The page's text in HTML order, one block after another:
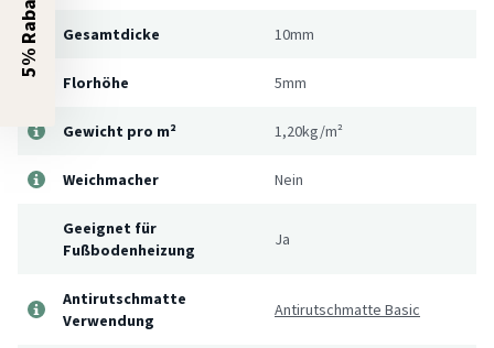
Gesamtdicke 10mm
Florhöhe 5mm
Gewicht pro m² 1,20kg/m²
Weichmacher Nein
Geeignet für
Fußbodenheizung
Ja
Antirutschmatte
Verwendung
Antirutschmatte Basic
5% Rabatt?